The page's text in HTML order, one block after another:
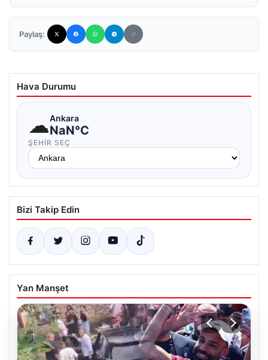
Paylaş:
Hava Durumu
☁Ankara
NaN°C
ŞEHIR SEÇ
Bizi Takip Edin
Yan Manşet